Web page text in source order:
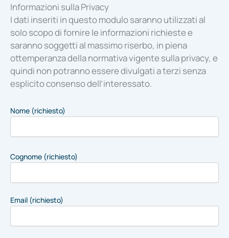
Informazioni sulla Privacy
I dati inseriti in questo modulo saranno utilizzati al
solo scopo di fornire le informazioni richieste e
saranno soggetti al massimo riserbo, in piena
ottemperanza della normativa vigente sulla privacy, e
quindi non potranno essere divulgati a terzi senza
esplicito consenso dell’interessato.
Nome (richiesto)
Cognome (richiesto)
Email (richiesto)